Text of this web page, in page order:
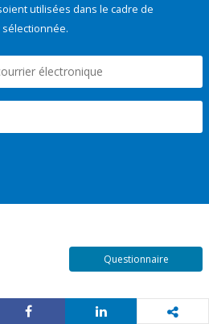
utilisées dans le cadre de
Questionnaire